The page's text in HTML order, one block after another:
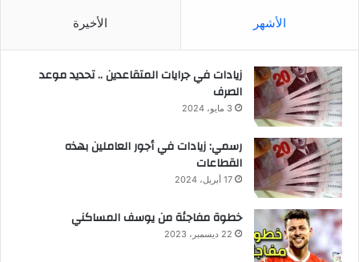
الأشهر الأخيرة
زيادات في جرايات المتقاعدين .. تحديد موعد
الصرف
3 مايو، 2024
رسمي: زيادات في أجور العاملين بهذه
القطاعات
17 أبريل، 2024
خطوة مفاجئة من يوسف المساكني
22 ديسمبر، 2023